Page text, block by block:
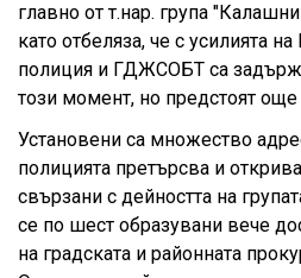
главно от т.нар. група
като отбеляза, че с усилията
полиция и ГДЖСОБТ са
този момент, но предстоят още
Установени са множество
полицията претърсва и
свързани с дейността на
се по шест образувани вече
на градската и районната